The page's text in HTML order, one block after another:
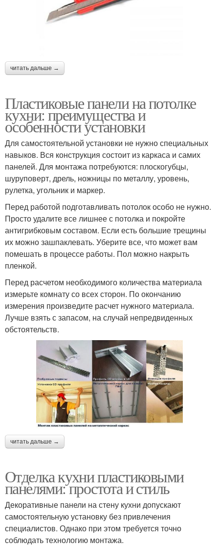
читать дальше →
Пластиковые панели на потолке
кухни: преимущества и
особенности установки
Для самостоятельной установки не нужно специальных
навыков. Вся конструкция состоит из каркаса и самих
панелей. Для монтажа потребуются: плоскогубцы,
шуруповерт, дрель, ножницы по металлу, уровень,
рулетка, угольник и маркер.
Перед работой подготавливать потолок особо не нужно.
Просто удалите все лишнее с потолка и покройте
антигрибковым составом. Если есть большие трещины
их можно зашпаклевать. Уберите все, что может вам
помешать в процессе работы. Пол можно накрыть
пленкой.
Перед расчетом необходимого количества материала
измерьте комнату со всех сторон. По окончанию
измерения произведите расчет нужного материала.
Лучше взять с запасом, на случай непредвиденных
обстоятельств.
читать дальше →
Отделка кухни пластиковыми
панелями: простота и стиль
Декоративные панели на стену кухни допускают
самостоятельную установку без привлечения
специалистов. Однако при этом требуется точно
соблюдать технологию монтажа.